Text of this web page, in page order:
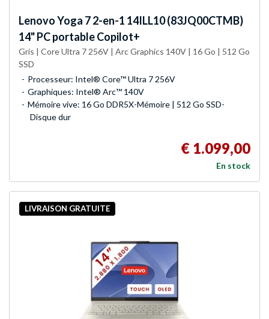
LenovoYoga 7 2-en-1 14ILL10 (83JQ00CTMB)
14" PC portable Copilot+
Gris | Core Ultra 7 256V | Arc Graphics 140V | 16 Go | 512 Go
SSD
Processeur: Intel® Core™ Ultra 7 256V
Graphiques: Intel® Arc™ 140V
Mémoire vive: 16 Go DDR5X-Mémoire | 512 Go SSD-
Disque dur
€ 1.099,00
En stock
LIVRAISON GRATUITE